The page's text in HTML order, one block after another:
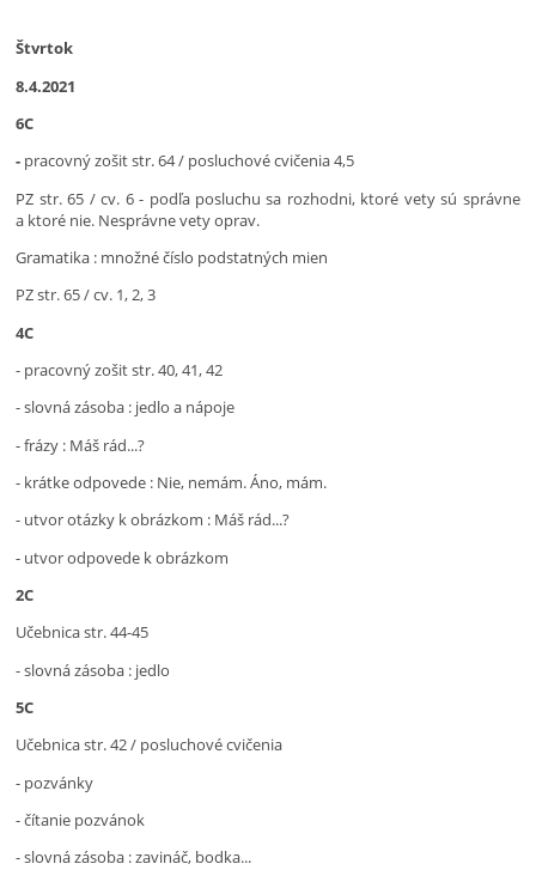
Štvrtok
8.4.2021
6C
- pracovný zošit str. 64 / posluchové cvičenia 4,5
PZ str. 65 / cv. 6 - podľa posluchu sa rozhodni, ktoré vety sú správne
a ktoré nie. Nesprávne vety oprav.
Gramatika : množné číslo podstatných mien
PZ str. 65 / cv. 1, 2, 3
4C
- pracovný zošit str. 40, 41, 42
- slovná zásoba : jedlo a nápoje
- frázy : Máš rád...?
- krátke odpovede : Nie, nemám. Áno, mám.
- utvor otázky k obrázkom : Máš rád...?
- utvor odpovede k obrázkom
2C
Učebnica str. 44-45
- slovná zásoba : jedlo
5C
Učebnica str. 42 / posluchové cvičenia
- pozvánky
- čítanie pozvánok
- slovná zásoba : zavináč, bodka...